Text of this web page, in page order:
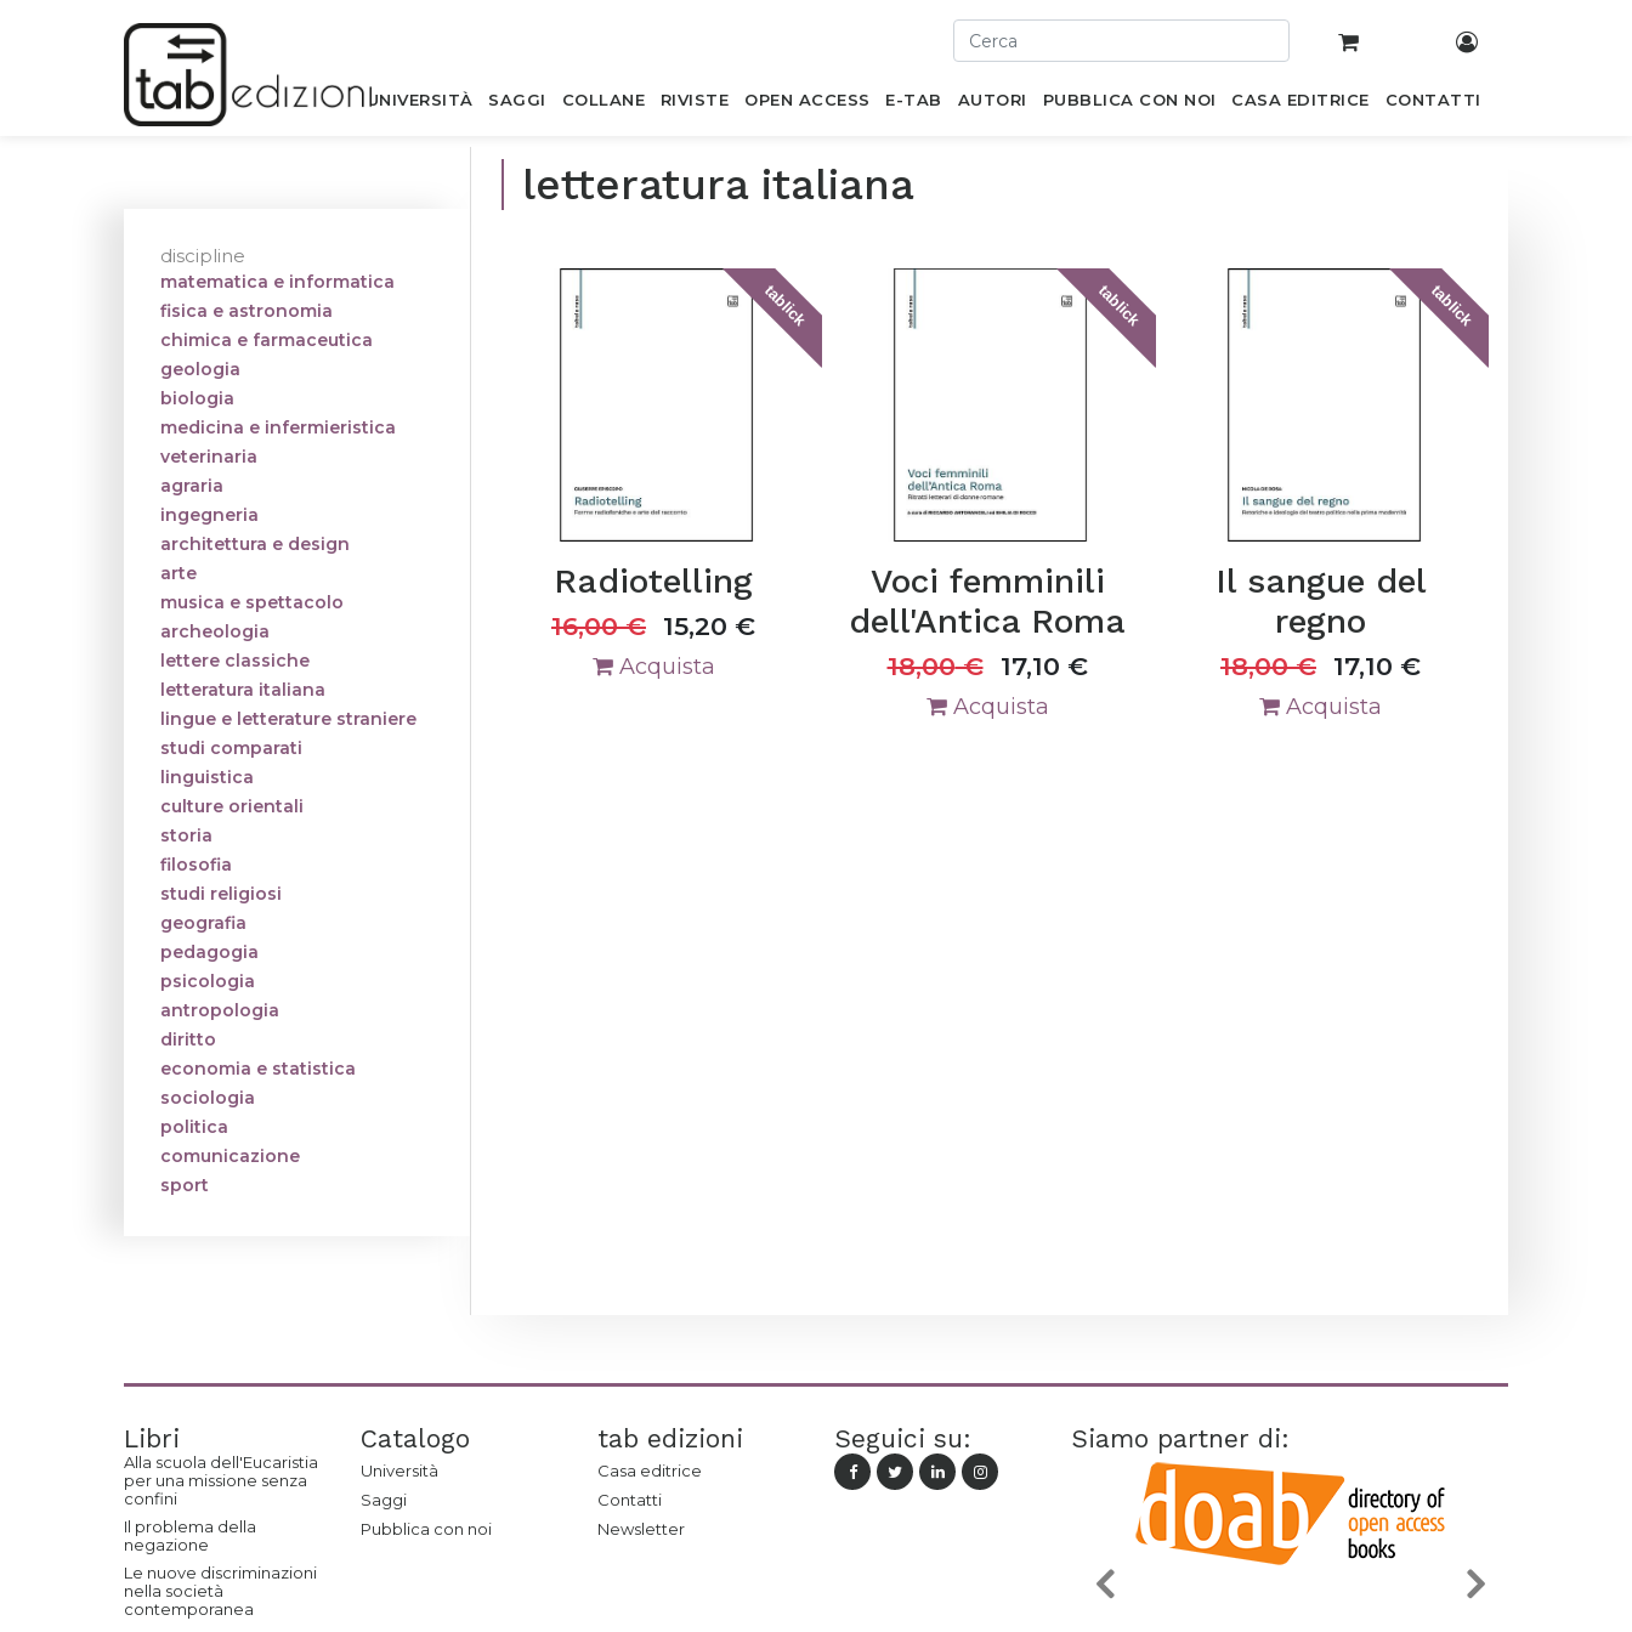
UNIVERSITÀ SAGGI COLLANE RIVISTE OPEN ACCESS E-TAB AUTORI PUBBLICA CON NOI CASA EDITRICE CONTATTI
letteratura italiana
discipline
matematica e informatica
fisica e astronomia
chimica e farmaceutica
geologia
biologia
medicina e infermieristica
veterinaria
agraria
ingegneria
architettura e design
arte
musica e spettacolo
archeologia
lettere classiche
letteratura italiana
lingue e letterature straniere
studi comparati
linguistica
culture orientali
storia
filosofia
studi religiosi
geografia
pedagogia
psicologia
antropologia
diritto
economia e statistica
sociologia
politica
comunicazione
sport
tablick
Radiotelling
16,00€ 15,20 €
Acquista
tablick
Voci femminili
dell'Antica Roma
18,00€ 17,10 €
Acquista
tablick
Il sangue del
regno
18,00€ 17,10 €
Acquista
Libri
Alla scuola dell'Eucaristia
per una missione senza
confini
Il problema della
negazione
Le nuove discriminazioni
nella società
contemporanea
Catalogo
Università
Saggi
Pubblica con noi
tab edizioni
Casa editrice
Contatti
Newsletter
Seguici su: Siamo partner di: